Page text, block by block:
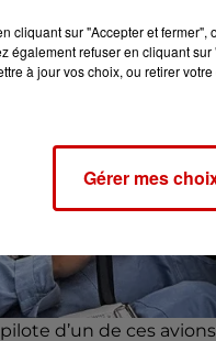
d’un de ces
cliquant sur "Accepter et
également refuser en cliquant
à jour vos choix, ou retirer
Gérer mes